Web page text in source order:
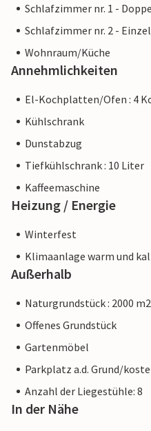
Schlafzimmer nr. 1 -
Schlafzimmer nr. 2 -
Wohnraum/Küche
Annehmlichkeiten
El-Kochplatten/Ofen : 4
Kühlschrank
Dunstabzug
Tiefkühlschrank : 10 Liter
Kaffeemaschine
Heizung / Energie
Winterfest
Klimaanlage warm und
Außerhalb
Naturgrundstück : 2000 m2
Offenes Grundstück
Gartenmöbel
Parkplatz a.d. Grund/
Anzahl der Liegestühle: 8
In der Nähe